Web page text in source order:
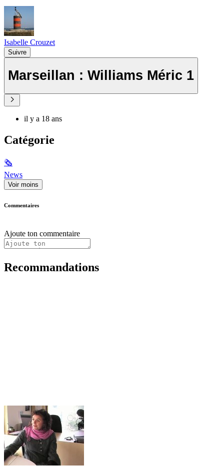
Isabelle Crouzet
Suivre
Marseillan : Williams Méric 1
il y a 18 ans
Catégorie
🗞
News
Voir moins
Commentaires
Ajoute ton commentaire
Recommandations